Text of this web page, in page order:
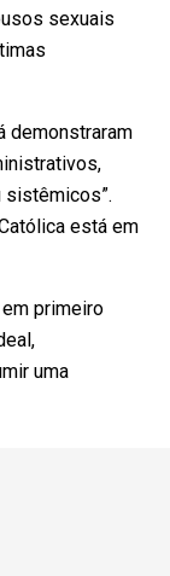
sexuais
demonstraram
está em
primeiro
uma